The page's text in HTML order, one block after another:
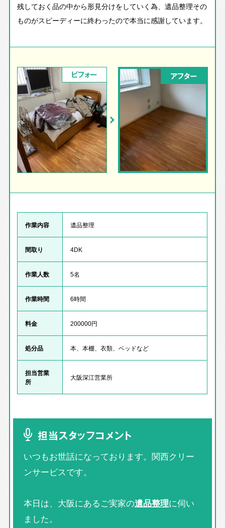
残しておく品の中から形見分けをしていく為、遺品整理その
ものがスピーディーに終わったので本当に感謝しています。
ビフォー アフター
作業内容 遺品整理
間取り 4DK
作業人数 5名
作業時間 6時間
料金 200000円
処分品 本、本棚、衣類、ベッドなど
担当営業
所
大阪深江営業所
担当スタッフコメント
いつもお世話になっております。関西クリー
ンサービスです。
本日は、大阪にあるご実家の遺品整理に伺い
ました。